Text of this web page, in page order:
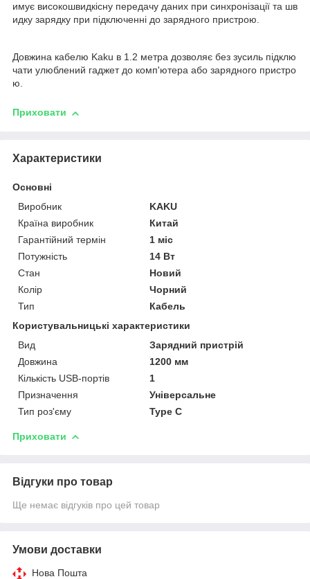
имує високошвидкісну передачу даних при синхронізації та шв
идку зарядку при підключенні до зарядного пристрою.
Довжина кабелю Kaku в 1.2 метра дозволяє без зусиль підклю
чати улюблений гаджет до комп'ютера або зарядного пристро
ю.
Приховати
Характеристики
Основні
Виробник
KAKU
Країна виробник
Китай
Гарантійний термін
1 міс
Потужність
14 Вт
Стан
Новий
Колір
Чорний
Тип
Кабель
Користувальницькі характеристики
Вид
Зарядний пристрій
Довжина
1200 мм
Кількість USB-портів
1
Призначення
Універсальне
Тип роз'єму
Type C
Приховати
Відгуки про товар
Ще немає відгуків про цей товар
Умови доставки
Нова Пошта